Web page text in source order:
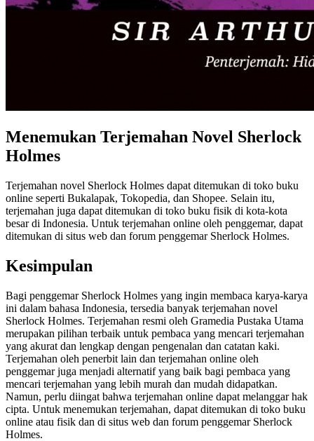
Menemukan Terjemahan Novel Sherlock
Holmes
Terjemahan novel Sherlock Holmes dapat ditemukan di toko buku
online seperti Bukalapak, Tokopedia, dan Shopee. Selain itu,
terjemahan juga dapat ditemukan di toko buku fisik di kota-kota
besar di Indonesia. Untuk terjemahan online oleh penggemar, dapat
ditemukan di situs web dan forum penggemar Sherlock Holmes.
Kesimpulan
Bagi penggemar Sherlock Holmes yang ingin membaca karya-karya
ini dalam bahasa Indonesia, tersedia banyak terjemahan novel
Sherlock Holmes. Terjemahan resmi oleh Gramedia Pustaka Utama
merupakan pilihan terbaik untuk pembaca yang mencari terjemahan
yang akurat dan lengkap dengan pengenalan dan catatan kaki.
Terjemahan oleh penerbit lain dan terjemahan online oleh
penggemar juga menjadi alternatif yang baik bagi pembaca yang
mencari terjemahan yang lebih murah dan mudah didapatkan.
Namun, perlu diingat bahwa terjemahan online dapat melanggar hak
cipta. Untuk menemukan terjemahan, dapat ditemukan di toko buku
online atau fisik dan di situs web dan forum penggemar Sherlock
Holmes.